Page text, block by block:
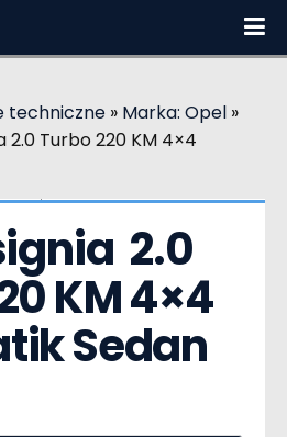
techniczne » Marka: Opel »
2.0 Turbo 220 KM 4×4
2.0
KM 4×4
Sedan